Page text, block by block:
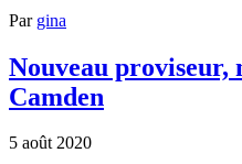
Par gina
Nouveau proviseur,
Camden
5 août 2020